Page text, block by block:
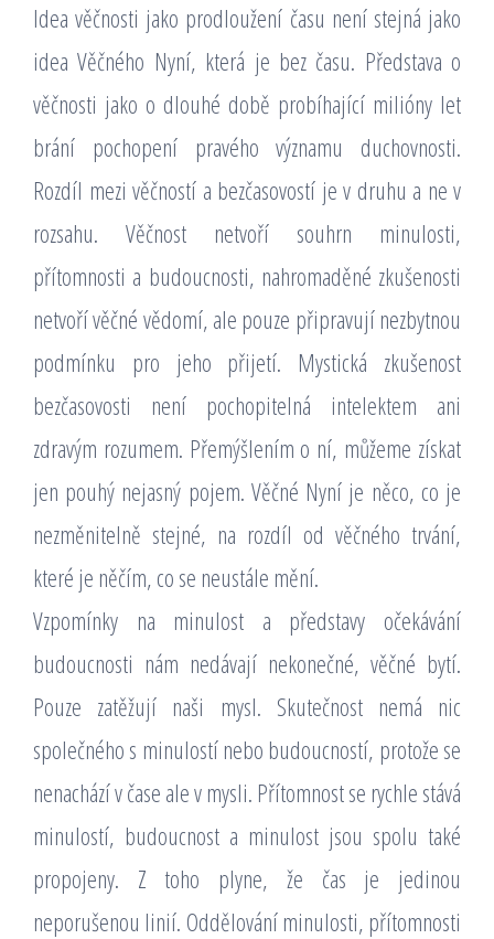
Idea věčnosti jako prodloužení času není stejná jako
idea Věčného Nyní, která je bez času. Představa o
věčnosti jako o dlouhé době probíhající milióny let
brání pochopení pravého významu duchovnosti.
Rozdíl mezi věčností a bezčasovostí je v druhu a ne v
rozsahu. Věčnost netvoří souhrn minulosti,
přítomnosti a budoucnosti, nahromaděné zkušenosti
netvoří věčné vědomí, ale pouze připravují nezbytnou
podmínku pro jeho přijetí. Mystická zkušenost
bezčasovosti není pochopitelná intelektem ani
zdravým rozumem. Přemýšlením o ní, můžeme získat
jen pouhý nejasný pojem. Věčné Nyní je něco, co je
nezměnitelně stejné, na rozdíl od věčného trvání,
které je něčím, co se neustále mění.
Vzpomínky na minulost a představy očekávání
budoucnosti nám nedávají nekonečné, věčné bytí.
Pouze zatěžují naši mysl. Skutečnost nemá nic
společného s minulostí nebo budoucností, protože se
nenachází v čase ale v mysli. Přítomnost se rychle stává
minulostí, budoucnost a minulost jsou spolu také
propojeny. Z toho plyne, že čas je jedinou
neporušenou linií. Oddělování minulosti, přítomnosti